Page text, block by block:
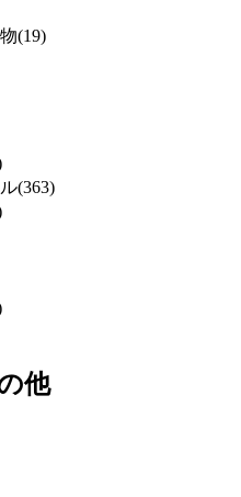
(19)
(363)
他